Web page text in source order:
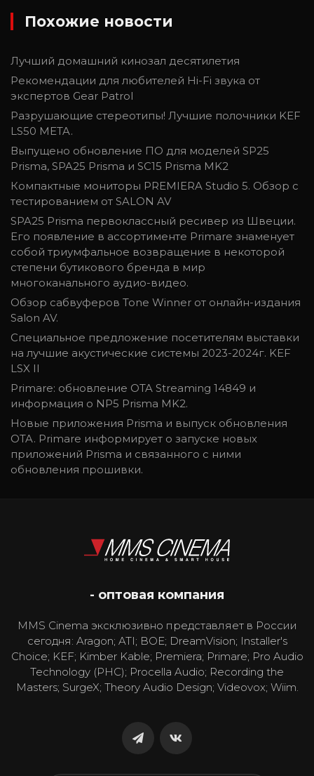
Похожие новости
Лучший домашний кинозал десятилетия
Рекомендации для любителей Hi-Fi звука от
экспертов Gear Patrol
Разрушающие стереотипы! Лучшие полочники KEF
LS50 META.
Выпущено обновление ПО для моделей SP25
Prisma, SPA25 Prisma и SC15 Prisma MK2
Компактные мониторы PREMIERA Studio 5. Обзор с
тестированием от SALON AV
SPA25 Prisma первоклассный ресивер из Швеции.
Его появление в ассортименте Primare знаменует
собой триумфальное возвращение в некоторой
степени бутикового бренда в мир
многоканального аудио-видео.
Обзор сабвуферов Tone Winner от онлайн-издания
Salon AV.
Специальное предложение посетителям выставки
на лучшие акустические системы 2023-2024г. KEF
LSX II
Primare: обновление OTA Streaming 14849 и
информация о NP5 Prisma MK2.
Новые приложения Prisma и выпуск обновления
OTA. Primare информирует о запуске новых
приложений Prisma и связанного с ними
обновления прошивки.
- оптовая компания
MMS Cinema эксклюзивно представляет в России
сегодня: Aragon; ATI; BOE; DreamVision; Installer's
Choice; KEF; Kimber Kable; Premiera; Primare; Pro Audio
Technology (PHC); Procella Audio; Recording the
Masters; SurgeX; Theory Audio Design; Videovox; Wiim.